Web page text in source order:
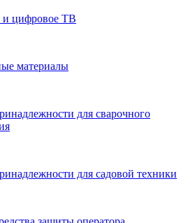
и цифровое ТВ
материалы
для сварочного
для садовой техники